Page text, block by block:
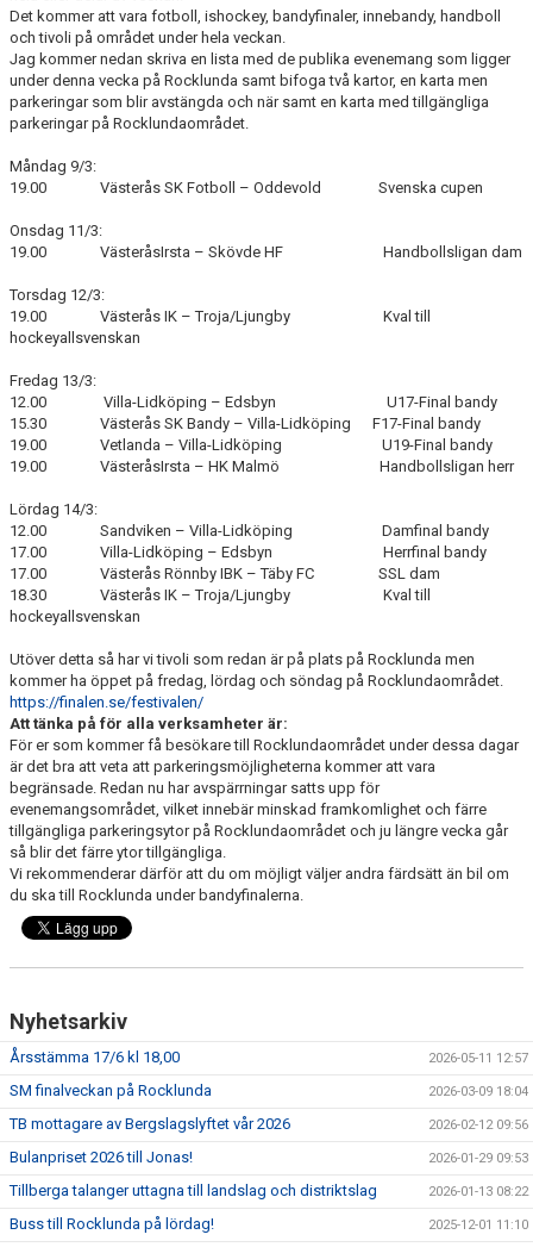
Det kommer att vara fotboll, ishockey, bandyfinaler, innebandy, handboll
och tivoli på området under hela veckan.
Jag kommer nedan skriva en lista med de publika evenemang som ligger
under denna vecka på Rocklunda samt bifoga två kartor, en karta men
parkeringar som blir avstängda och när samt en karta med tillgängliga
parkeringar på Rocklundaområdet.
Måndag 9/3:
19.00 Västerås SK Fotboll – Oddevold Svenska cupen
Onsdag 11/3:
19.00 VästeråsIrsta – Skövde HF Handbollsligan dam
Torsdag 12/3:
19.00 Västerås IK – Troja/Ljungby Kval till
hockeyallsvenskan
Fredag 13/3:
12.00 Villa-Lidköping – Edsbyn U17-Final bandy
15.30 Västerås SK Bandy – Villa-Lidköping F17-Final bandy
19.00 Vetlanda – Villa-Lidköping U19-Final bandy
19.00 VästeråsIrsta – HK Malmö Handbollsligan herr
Lördag 14/3:
12.00 Sandviken – Villa-Lidköping Damfinal bandy
17.00 Villa-Lidköping – Edsbyn Herrfinal bandy
17.00 Västerås Rönnby IBK – Täby FC SSL dam
18.30 Västerås IK – Troja/Ljungby Kval till
hockeyallsvenskan
Utöver detta så har vi tivoli som redan är på plats på Rocklunda men
kommer ha öppet på fredag, lördag och söndag på Rocklundaområdet.
https://finalen.se/festivalen/
Att tänka på för alla verksamheter är:
För er som kommer få besökare till Rocklundaområdet under dessa dagar
är det bra att veta att parkeringsmöjligheterna kommer att vara
begränsade. Redan nu har avspärrningar satts upp för
evenemangsområdet, vilket innebär minskad framkomlighet och färre
tillgängliga parkeringsytor på Rocklundaområdet och ju längre vecka går
så blir det färre ytor tillgängliga.
Vi rekommenderar därför att du om möjligt väljer andra färdsätt än bil om
du ska till Rocklunda under bandyfinalerna.
Nyhetsarkiv
Årsstämma 17/6 kl 18,00 2026-05-11 12:57
SM finalveckan på Rocklunda 2026-03-09 18:04
TB mottagare av Bergslagslyftet vår 2026 2026-02-12 09:56
Bulanpriset 2026 till Jonas! 2026-01-29 09:53
Tillberga talanger uttagna till landslag och distriktslag 2026-01-13 08:22
Buss till Rocklunda på lördag! 2025-12-01 11:10